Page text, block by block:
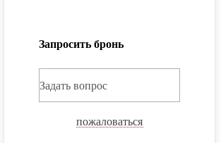
Запросить бронь
Задать вопрос
пожаловаться